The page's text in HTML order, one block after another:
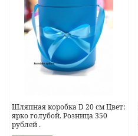
Шляпная коробка D 20 см Цвет:
ярко голубой. Розница 350
рублей .